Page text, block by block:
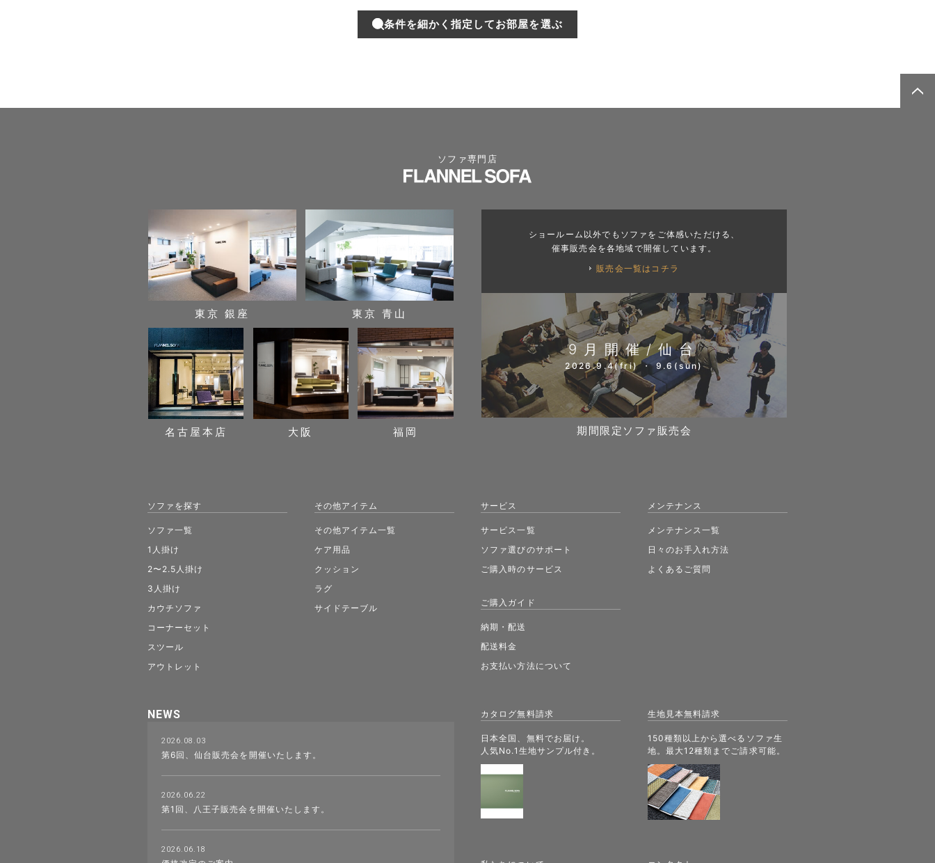
条件を細かく指定してお部屋を選ぶ
ソファ専門店
カタログ無料請求
日本全国、無料でお届け。
人気No.1生地サンプル付き。
生地見本無料請求
150種類以上から選べるソファ生
地。最大12種類までご請求可能。
東京 銀座 東京 青山
名古屋本店 大阪 福岡
ショールーム以外でもソファをご体感いただける、
催事販売会を各地域で開催しています。
販売会一覧はコチラ
9月開催/仙台
2026.9.4(fri) ・ 9.6(sun)
期間限定ソファ販売会
ソファを探す
ソファ一覧
1人掛け
2〜2.5人掛け
3人掛け
カウチソファ
コーナーセット
スツール
アウトレット
その他アイテム
その他アイテム一覧
ケア用品
クッション
ラグ
サイドテーブル
サービス
サービス一覧
ソファ選びのサポート
ご購入時のサービス
ご購入ガイド
納期・配送
配送料金
お支払い方法について
メンテナンス
メンテナンス一覧
日々のお手入れ方法
よくあるご質問
NEWS
2026.08.03
第6回、仙台販売会を開催いたします。
2026.06.22
第1回、八王子販売会を開催いたします。
2026.06.18